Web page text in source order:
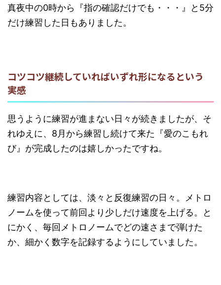
真夜中の0時から『指の確認だけでも・・・』と5分
だけ練習した日もありました。
コツコツ継続していればいずれ形になるという
実感
思うように練習が進まない日々が続きましたが、そ
れゆえに、8月から練習し続けて来た『愛のこもれ
び』が完成したのは嬉しかったですね。
練習内容としては、淡々と反復練習の日々。メトロ
ノームを使って前回より少しだけ速度を上げる。と
にかく、毎回メトロノームでどの速さまで弾けた
か、細かく数字を記録するようにしていました。